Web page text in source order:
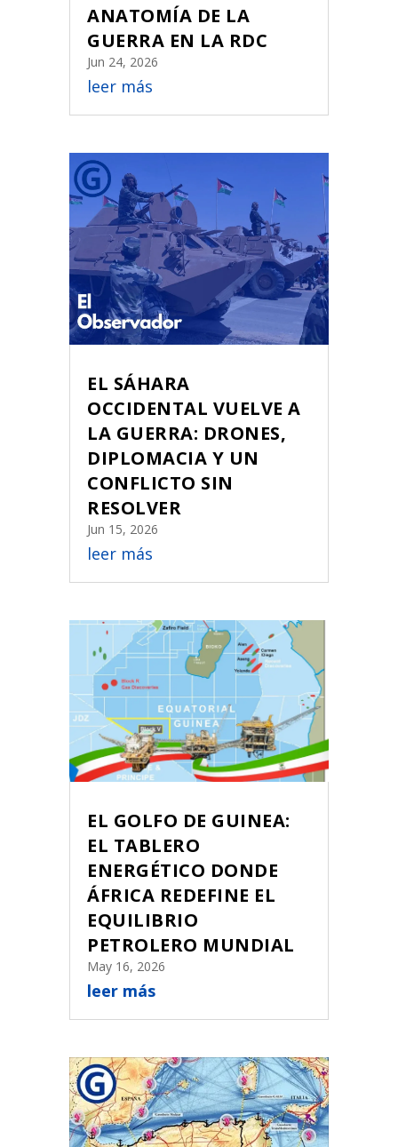
ANATOMÍA DE LA
GUERRA EN LA RDC
Jun 24, 2026
leer más
EL SÁHARA
OCCIDENTAL VUELVE A
LA GUERRA: DRONES,
DIPLOMACIA Y UN
CONFLICTO SIN
RESOLVER
Jun 15, 2026
leer más
EL GOLFO DE GUINEA:
EL TABLERO
ENERGÉTICO DONDE
ÁFRICA REDEFINE EL
EQUILIBRIO
PETROLERO MUNDIAL
May 16, 2026
leer más